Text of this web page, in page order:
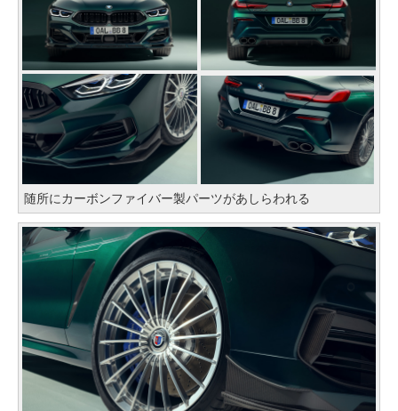
随所にカーボンファイバー製パーツがあしらわれる